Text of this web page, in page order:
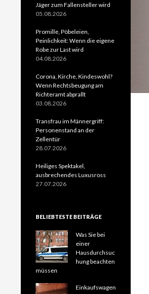
Jäger zum Fallensteller wird
05.08.2026
Promille, Pöbeleien,
Peinlichkeit: Wenn die eigene
Robe zur Last wird
04.08.2026
Corona, Kirche, Kindeswohl?
Wenn Rechtsbeugung am
Richteramt abprallt
03.08.2026
Transfrau im Männergriff:
Personenstand an der
Zellentür
28.07.2026
Heiliges Spektakel,
ausbrechendes Luxusross
27.07.2026
BELIEBTESTE BEITRÄGE
Was Sie bei
einer
Hausdurchsuc
hung beachten
müssen
Einkaufswagen